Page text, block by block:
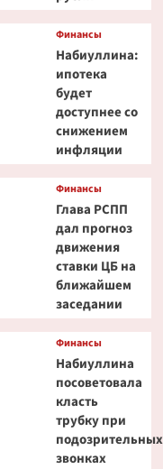
Финансы
Набиуллина:
ипотека
будет
доступнее со
снижением
инфляции
Финансы
Глава РСПП
дал прогноз
движения
ставки ЦБ на
ближайшем
заседании
Финансы
Набиуллина
посоветовала
класть
трубку при
подозрительных
звонках